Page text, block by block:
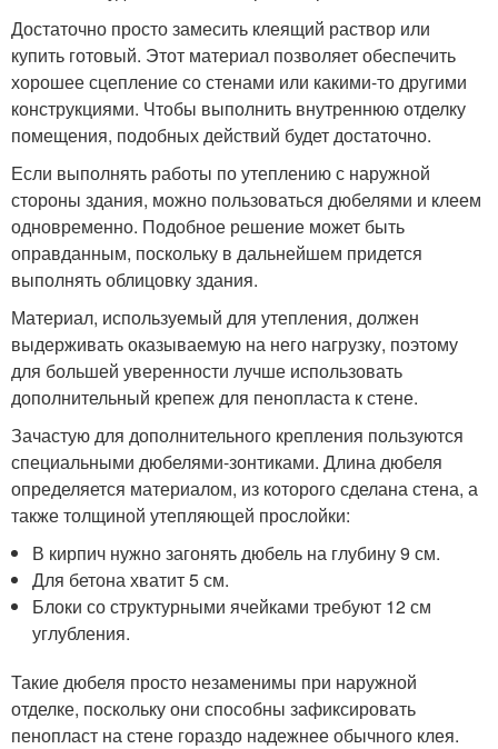
Достаточно просто замесить клеящий раствор или
купить готовый. Этот материал позволяет обеспечить
хорошее сцепление со стенами или какими-то другими
конструкциями. Чтобы выполнить внутреннюю отделку
помещения, подобных действий будет достаточно.
Если выполнять работы по утеплению с наружной
стороны здания, можно пользоваться дюбелями и клеем
одновременно. Подобное решение может быть
оправданным, поскольку в дальнейшем придется
выполнять облицовку здания.
Материал, используемый для утепления, должен
выдерживать оказываемую на него нагрузку, поэтому
для большей уверенности лучше использовать
дополнительный крепеж для пенопласта к стене.
Зачастую для дополнительного крепления пользуются
специальными дюбелями-зонтиками. Длина дюбеля
определяется материалом, из которого сделана стена, а
также толщиной утепляющей прослойки:
В кирпич нужно загонять дюбель на глубину 9 см.
Для бетона хватит 5 см.
Блоки со структурными ячейками требуют 12 см
углубления.
Такие дюбеля просто незаменимы при наружной
отделке, поскольку они способны зафиксировать
пенопласт на стене гораздо надежнее обычного клея.